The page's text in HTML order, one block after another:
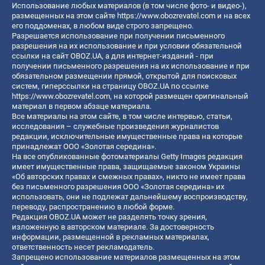
Использование любых материалов (в том числе фото- и видео-),
размещенных на этом сайте https://www.obozrevatel.com и на всех
его поддоменах, в любом виде строго запрещено.
Разрешается использование при получении письменного
разрешения на их использование и при условии обязательной
ссылки на сайт OBOZ.UA, а для интернет-изданий - при
получении письменного разрешения на их использование и при
обязательном размещении прямой, открытой для поисковых
систем, гиперссылки на страницу OBOZ.UA по ссылке
https://www.obozrevatel.com, на которой размещен оригинальный
материал в первом абзаце материала.
Все материалы на этом сайте, в том числе интервью, статьи,
исследования – служебные произведения журналистов
редакции, исключительные имущественные права на которые
принадлежат ООО «Золотая середина».
На все опубликованные фотоматериалы Getty Images редакция
имеет имущественные права, защищаемые законом Украины
«Об авторских правах и смежных правах», никто не имеет права
без письменного разрешения ООО «Золотая середина» их
использовать, они не подлежат дальнейшему воспроизводству,
переводу, распространению в любой форме.
Редакция OBOZ.UA может не разделять точку зрения,
изложенную в авторском материале. За достоверность
информации, размещенной в рекламных материалах,
ответственность несет рекламодатель.
Запрещено использование материалов размещенных на этом